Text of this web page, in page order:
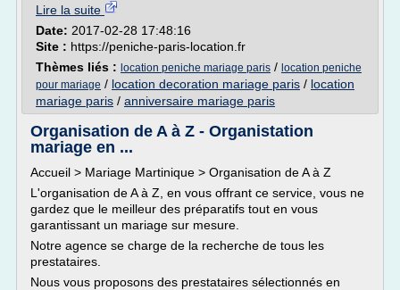
Lire la suite
Date: 2017-02-28 17:48:16
Site : https://peniche-paris-location.fr
Thèmes liés : location peniche mariage paris / location peniche
pour mariage / location decoration mariage paris / location
mariage paris / anniversaire mariage paris
Organisation de A à Z - Organistation
mariage en ...
Accueil > Mariage Martinique > Organisation de A à Z
L'organisation de A à Z, en vous offrant ce service, vous ne
gardez que le meilleur des préparatifs tout en vous
garantissant un mariage sur mesure.
Notre agence se charge de la recherche de tous les
prestataires.
Nous vous proposons des prestataires sélectionnés en